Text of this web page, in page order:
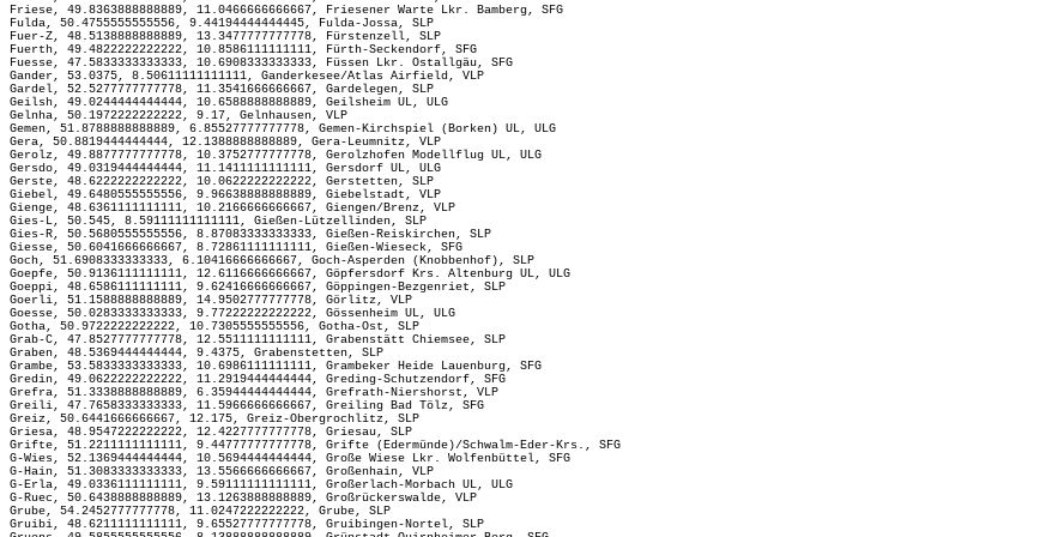
Friese, 49.8363888888889, 11.0466666666667, Friesener Warte Lkr. Bamberg, SFG
Fulda, 50.4755555555556, 9.44194444444445, Fulda-Jossa, SLP
Fuer-Z, 48.5138888888889, 13.3477777777778, Fürstenzell, SLP
Fuerth, 49.4822222222222, 10.8586111111111, Fürth-Seckendorf, SFG
Fuesse, 47.5833333333333, 10.6908333333333, Füssen Lkr. Ostallgäu, SFG
Gander, 53.0375, 8.50611111111111, Ganderkesee/Atlas Airfield, VLP
Gardel, 52.5277777777778, 11.3541666666667, Gardelegen, SLP
Geilsh, 49.0244444444444, 10.6588888888889, Geilsheim UL, ULG
Gelnha, 50.1972222222222, 9.17, Gelnhausen, VLP
Gemen, 51.8788888888889, 6.85527777777778, Gemen-Kirchspiel (Borken) UL, ULG
Gera, 50.8819444444444, 12.1388888888889, Gera-Leumnitz, VLP
Gerolz, 49.8877777777778, 10.3752777777778, Gerolzhofen Modellflug UL, ULG
Gersdo, 49.0319444444444, 11.1411111111111, Gersdorf UL, ULG
Gerste, 48.6222222222222, 10.0622222222222, Gerstetten, SLP
Giebel, 49.6480555555556, 9.96638888888889, Giebelstadt, VLP
Gienge, 48.6361111111111, 10.2166666666667, Giengen/Brenz, VLP
Gies-L, 50.545, 8.59111111111111, Gießen-Lützellinden, SLP
Gies-R, 50.5680555555556, 8.87083333333333, Gießen-Reiskirchen, SLP
Giesse, 50.6041666666667, 8.72861111111111, Gießen-Wieseck, SFG
Goch, 51.6908333333333, 6.10416666666667, Goch-Asperden (Knobbenhof), SLP
Goepfe, 50.9136111111111, 12.6116666666667, Göpfersdorf Krs. Altenburg UL, ULG
Goeppi, 48.6586111111111, 9.62416666666667, Göppingen-Bezgenriet, SLP
Goerli, 51.1588888888889, 14.9502777777778, Görlitz, VLP
Goesse, 50.0283333333333, 9.77222222222222, Gössenheim UL, ULG
Gotha, 50.9722222222222, 10.7305555555556, Gotha-Ost, SLP
Grab-C, 47.8527777777778, 12.5511111111111, Grabenstätt Chiemsee, SLP
Graben, 48.5369444444444, 9.4375, Grabenstetten, SLP
Grambe, 53.5833333333333, 10.6986111111111, Grambeker Heide Lauenburg, SFG
Gredin, 49.0622222222222, 11.2919444444444, Greding-Schutzendorf, SFG
Grefra, 51.3338888888889, 6.35944444444444, Grefrath-Niershorst, VLP
Greili, 47.7658333333333, 11.5966666666667, Greiling Bad Tölz, SFG
Greiz, 50.6441666666667, 12.175, Greiz-Obergrochlitz, SLP
Griesa, 48.9547222222222, 12.4227777777778, Griesau, SLP
Grifte, 51.2211111111111, 9.44777777777778, Grifte (Edermünde)/Schwalm-Eder-Krs., SFG
G-Wies, 52.1369444444444, 10.5694444444444, Große Wiese Lkr. Wolfenbüttel, SFG
G-Hain, 51.3083333333333, 13.5566666666667, Großenhain, VLP
G-Erla, 49.0336111111111, 9.59111111111111, Großerlach-Morbach UL, ULG
G-Ruec, 50.6438888888889, 13.1263888888889, Großrückerswalde, VLP
Grube, 54.2452777777778, 11.0247222222222, Grube, SLP
Gruibi, 48.6211111111111, 9.65527777777778, Gruibingen-Nortel, SLP